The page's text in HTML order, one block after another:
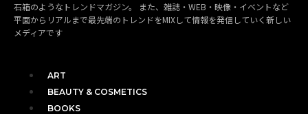
石箱のようなトレンドマガジン。 また、雑誌・WEB・映像・イベントなど
平面からリアルまで最先端のトレンドをMIXして情報を発信していく新しい
メディアです
ART
BEAUTY & COSMETICS
BOOKS